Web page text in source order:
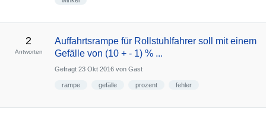
2
Antworten
Auffahrtsrampe für Rollstuhlfahrer soll mit einem
Gefälle von (10 + - 1) % ...
Gefragt 23 Okt 2016 von Gast
rampe gefälle prozent fehler